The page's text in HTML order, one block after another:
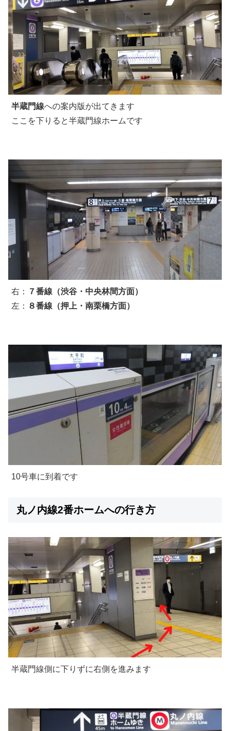
半蔵門線への案内版が出てきます
ここを下りると半蔵門線ホームです
右：
７番線（渋谷・中央林間方面）
左： ８番線（押上・南栗橋方面）
10号車に到着です
丸ノ内線2番ホームへの行き方
半蔵門線側に下りずに右側を進みます